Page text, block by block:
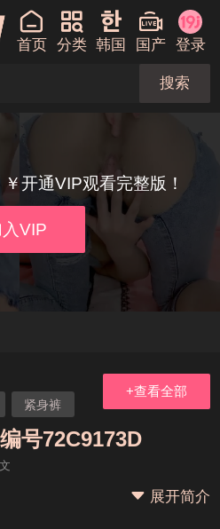
首页 分类 韩国 国产 登录
搜索
开通VIP观看完整版！
VIP
紧身裤
小小
+查看全部
号72C9173D
展开简介
网站发展历程)